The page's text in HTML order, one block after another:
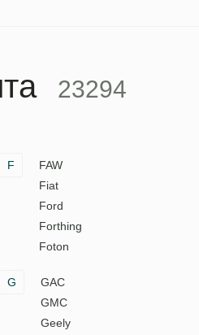
23294
F
FAW
Fiat
Ford
Forthing
Foton
G
GAC
GMC
Geely